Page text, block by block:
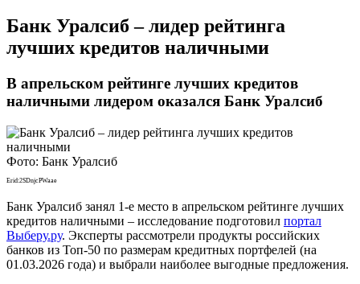
​Банк Уралсиб – лидер рейтинга
лучших кредитов наличными
В апрельском рейтинге лучших кредитов
наличными лидером оказался Банк Уралсиб
Фото: Банк Уралсиб
Erid:2SDnjcPWaae
Банк Уралсиб занял 1-е место в апрельском рейтинге лучших
кредитов наличными – исследование подготовил портал
Выберу.ру. Эксперты рассмотрели продукты российских
банков из Топ-50 по размерам кредитных портфелей (на
01.03.2026 года) и выбрали наиболее выгодные предложения.